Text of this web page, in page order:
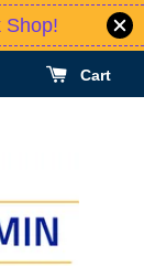
Shop!
Cart